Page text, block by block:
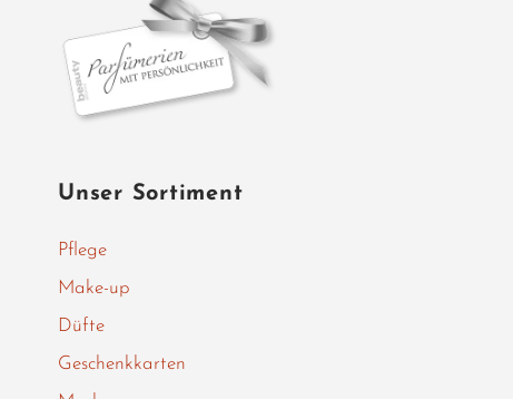
Unser Sortiment
Pflege
Make-up
Düfte
Geschenkkarten